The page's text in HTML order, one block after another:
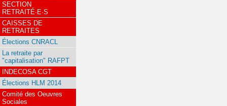
SECTION
RETRAITÉ·E·S
CAISSES DE
RETRAITES
Élections CNRACL
La retraite par
"capitalisation" RAFPT
INDECOSA CGT
Élections HLM 2014
Comité des Oeuvres
Sociales